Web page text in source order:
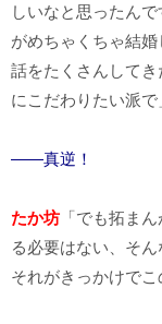
しいなと思ったん
がめちゃくちゃ結
話をたくさんして
にこだわりたい派で
――真逆！
たか坊 「でも拓ま
る必要はない、そ
それがきっかけでこ